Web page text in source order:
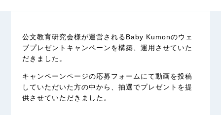
公文教育研究会様が運営されるBaby Kumonのウェ
ブプレゼントキャンペーンを構築、運用させていた
だきました。
キャンペーンページの応募フォームにて動画を投稿
していただいた方の中から、抽選でプレゼントを提
供させていただきました。